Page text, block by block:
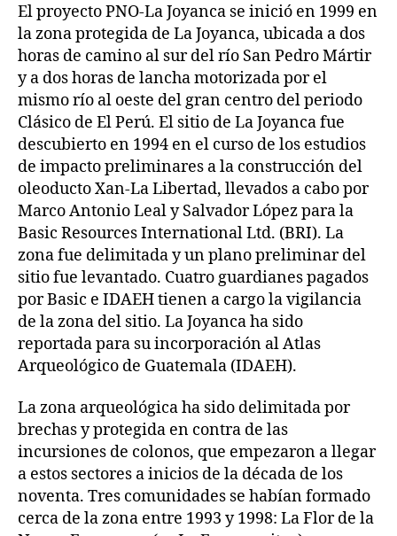
El proyecto PNO-La Joyanca se inició en 1999 en
la zona protegida de La Joyanca, ubicada a dos
horas de camino al sur del río San Pedro Mártir
y a dos horas de lancha motorizada por el
mismo río al oeste del gran centro del periodo
Clásico de El Perú. El sitio de La Joyanca fue
descubierto en 1994 en el curso de los estudios
de impacto preliminares a la construcción del
oleoducto Xan-La Libertad, llevados a cabo por
Marco Antonio Leal y Salvador López para la
Basic Resources International Ltd. (BRI). La
zona fue delimitada y un plano preliminar del
sitio fue levantado. Cuatro guardianes pagados
por Basic e IDAEH tienen a cargo la vigilancia
de la zona del sitio. La Joyanca ha sido
reportada para su incorporación al Atlas
Arqueológico de Guatemala (IDAEH).
La zona arqueológica ha sido delimitada por
brechas y protegida en contra de las
incursiones de colonos, que empezaron a llegar
a estos sectores a inicios de la década de los
noventa. Tres comunidades se habían formado
cerca de la zona entre 1993 y 1998: La Flor de la